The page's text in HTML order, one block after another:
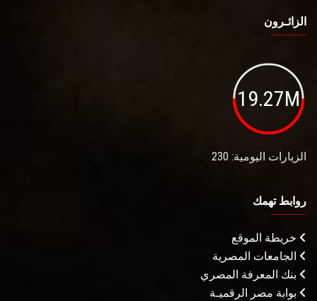
الزائـرون
19.27M
الزيارات اليومية: 230
روابط تهمك
خريطة الموقع
الجامعات المصرية
بنك المعرفة المصري
بوابة مصر الرقميـة